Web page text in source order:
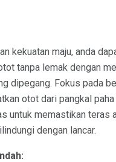
kekuatan maju, anda
tanpa lemak dengan
dipegang. Fokus pada
otot dari pangkal
untuk memastikan teras
dengan lancar.